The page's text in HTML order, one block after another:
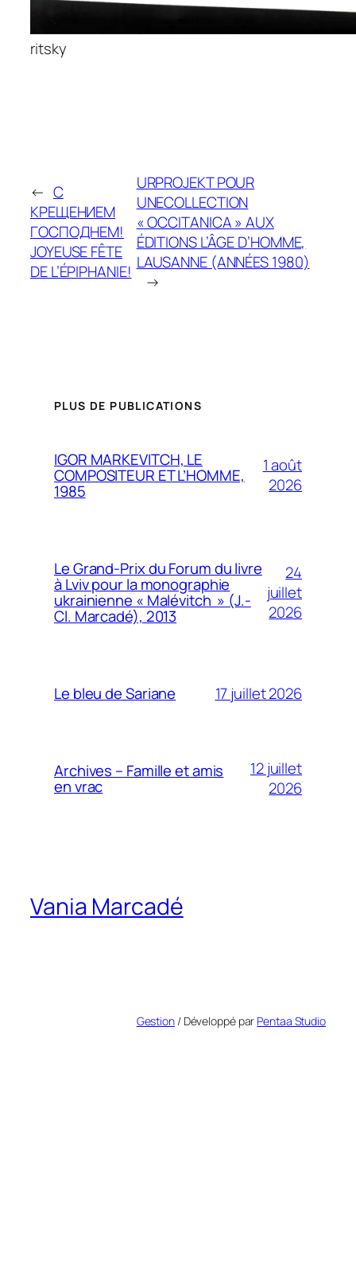
ritsky
← С
КРЕЩЕНИЕМ
ГОСПОДНЕМ!
JOYEUSE FÊTE
DE L’ÉPIPHANIE!
URPROJEKT POUR
UNECOLLECTION
« OCCITANICA » AUX
ÉDITIONS L’ÂGE D’HOMME,
LAUSANNE (ANNÉES 1980)
→
PLUS DE PUBLICATIONS
IGOR MARKEVITCH, LE
COMPOSITEUR ET L’HOMME,
1985
1 août
2026
Le Grand-Prix du Forum du livre
à Lviv pour la monographie
ukrainienne « Malévitch » (J.-
Cl. Marcadé), 2013
24
juillet
2026
Le bleu de Sariane 17 juillet 2026
Archives – Famille et amis
en vrac
12 juillet
2026
Vania Marcadé
Gestion/ Développé par Pentaa Studio